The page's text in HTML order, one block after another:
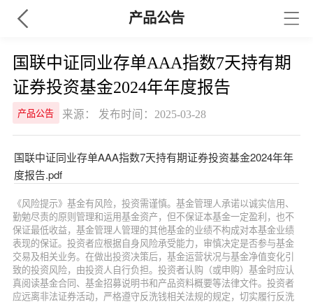
产品公告
国联中证同业存单AAA指数7天持有期
证券投资基金2024年年度报告
产品公告 来源： 发布时间：2025-03-28
国联中证同业存单AAA指数7天持有期证券投资基金2024年年
度报告.pdf
《风险提示》基金有风险，投资需谨慎。基金管理人承诺以诚实信用、
勤勉尽责的原则管理和运用基金资产，但不保证本基金一定盈利，也不
保证最低收益，基金管理人管理的其他基金的业绩不构成对本基金业绩
表现的保证。投资者应根据自身风险承受能力，审慎决定是否参与基金
交易及相关业务。在做出投资决策后，基金运营状况与基金净值变化引
致的投资风险，由投资人自行负担。投资者认购（或申购）基金时应认
真阅读基金合同、基金招募说明书和产品资料概要等法律文件。投资者
应远离非法证券活动，严格遵守反洗钱相关法规的规定，切实履行反洗